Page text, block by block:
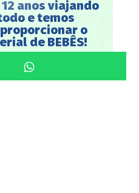
anos viajando
e temos
o
de BEBÊS!
visitar a sua cidade
de 2024, então